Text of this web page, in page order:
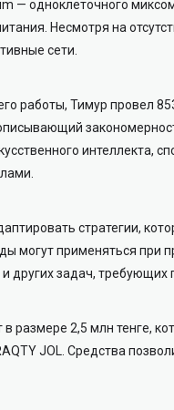
— одноклеточного
Несмотря на
сети.
работы, Тимур провел
интеллекта,
стратегии,
могут применяться при
и других задач,
в размере 2,5 млн тенге,
JOL. Средства